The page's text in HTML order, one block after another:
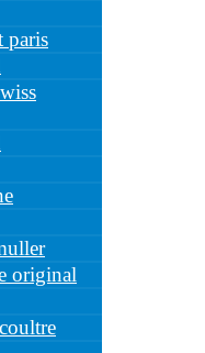
paris
original